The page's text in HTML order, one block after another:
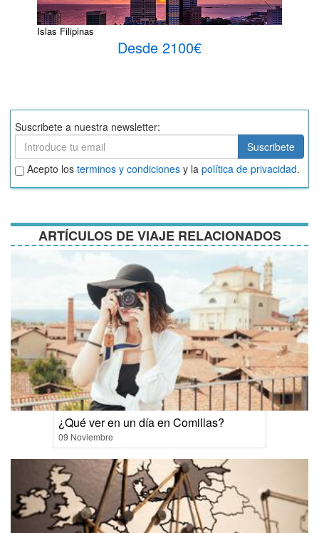
Islas Filipinas
Desde 2100€
Suscribete a nuestra newsletter:
Suscribete
Suscribete
Aceptar
términos
y
Acepto los terminos y condiciones y la política de privacidad.
ARTÍCULOS DE VIAJE RELACIONADOS
¿Qué ver en un día en Comillas?
09 Noviembre